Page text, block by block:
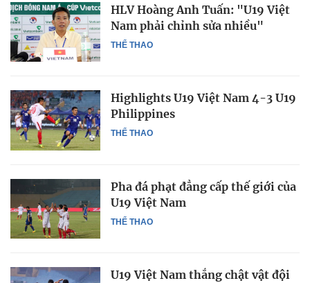
THỂ THAO
HLV Hoàng Anh Tuấn: "U19 Việt
Nam phải chỉnh sửa nhiều"
THỂ THAO
Highlights U19 Việt Nam 4-3 U19
Philippines
THỂ THAO
Pha đá phạt đẳng cấp thế giới của
U19 Việt Nam
U19 Việt Nam thắng chật vật đội